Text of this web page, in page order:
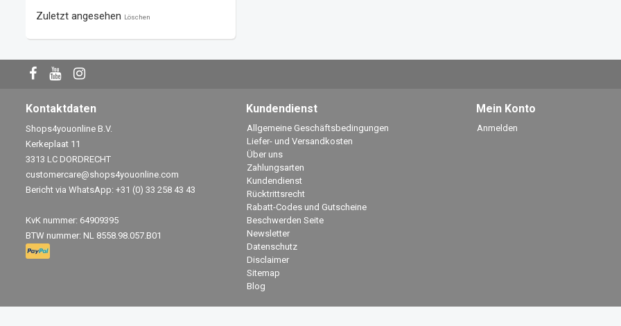
Zuletzt angesehen Löschen
Kontaktdaten
Shops4youonline B.V.
Kerkeplaat 11
3313 LC DORDRECHT
customercare@shops4youonline.com
Bericht via WhatsApp: +31 (0) 33 258 43 43
KvK nummer: 64909395
BTW nummer: NL 8558.98.057.B01
Kundendienst
Allgemeine Geschäftsbedingungen
Liefer- und Versandkosten
Über uns
Zahlungsarten
Kundendienst
Rücktrittsrecht
Rabatt-Codes und Gutscheine
Beschwerden Seite
Newsletter
Datenschutz
Disclaimer
Sitemap
Blog
Mein Konto
Anmelden